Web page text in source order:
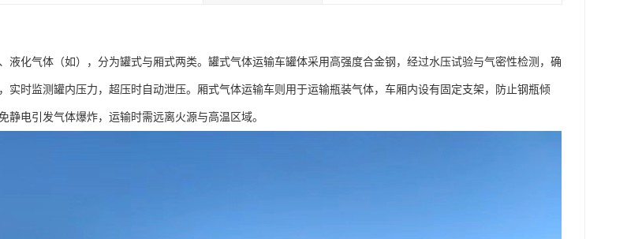
液化气体（如），分为罐式与厢式两类。罐式气体运输车罐体采用高强度合金钢，经过水压试验与气密性检测，确
实时监测罐内压力，超压时自动泄压。厢式气体运输车则用于运输瓶装气体，车厢内设有固定支架，防止钢瓶倾
静电引发气体爆炸，运输时需远离火源与高温区域。​